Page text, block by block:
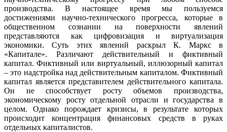
производства. В настоящее время мы пользуемся
достижениями научно-технического прогресса, которые в
общественном сознании на поверхности явлений
представляются как цифровизация и виртуализация
экономики. Суть этих явлений раскрыл К. Маркс в
«Капитале». Различают действительный и фиктивный
капитал. Фиктивный или виртуальный, иллюзорный капитал
– это надстройка над действительным капиталом. Фиктивный
капитал является представителем действительного капитала.
Он не способствует росту объемов производства,
экономическому росту отдельной отрасли и государства в
целом. Однако порождает кризисы, в результате которых
происходит концентрация финансовых средств в руках
отдельных капиталистов.